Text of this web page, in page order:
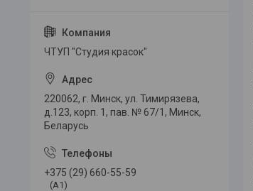
ЧТУП "Студия красок"
220062, г. Минск, ул. Тимирязева,
д.123, корп. 1, пав. № 67/1, Минск,
Беларусь
+375 (29) 660-55-59
(A1)